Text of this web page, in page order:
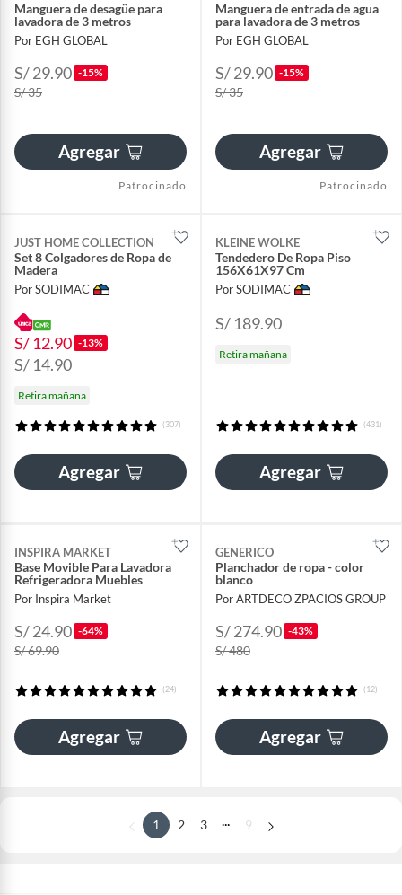
Manguera de desagüe para
lavadora de 3 metros
Por EGH GLOBAL
S/ 29.90 -15%
S/ 35
Agregar
Patrocinado
Manguera de entrada de agua
para lavadora de 3 metros
Por EGH GLOBAL
S/ 29.90 -15%
S/ 35
Agregar
Patrocinado
JUST HOME COLLECTION
Set 8 Colgadores de Ropa de
Madera
Por SODIMAC
S/ 12.90 -13%
S/ 14.90
Retira mañana
(307)
Agregar
KLEINE WOLKE
Tendedero De Ropa Piso
156X61X97 Cm
Por SODIMAC
S/ 189.90
Retira mañana
(431)
Agregar
INSPIRA MARKET
Base Movible Para Lavadora
Refrigeradora Muebles
Por Inspira Market
S/ 24.90 -64%
S/ 69.90
(24)
Agregar
GENERICO
Planchador de ropa - color
blanco
Por ARTDECO ZPACIOS GROUP
S/ 274.90 -43%
S/ 480
(12)
Agregar
1 2 3 ... 9